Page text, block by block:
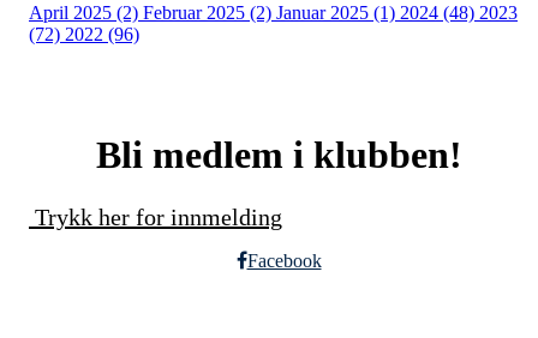
April 2025 (2) Februar 2025 (2) Januar 2025 (1) 2024 (48) 2023
(72) 2022 (96)
Bli medlem i klubben!
Trykk her for innmelding
Facebook